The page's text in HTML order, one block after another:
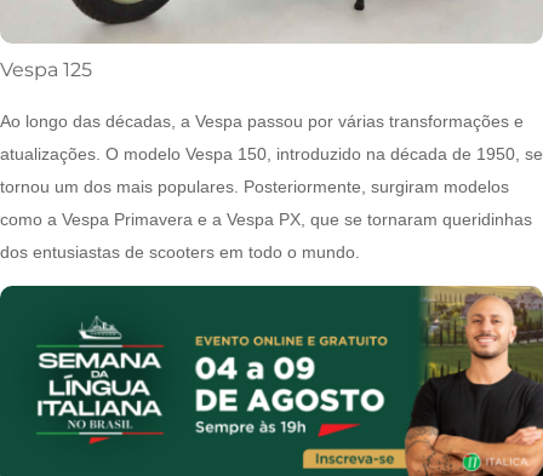
Vespa 125
Ao longo das décadas, a Vespa passou por várias transformações e
atualizações. O modelo Vespa 150, introduzido na década de 1950, se
tornou um dos mais populares. Posteriormente, surgiram modelos
como a Vespa Primavera e a Vespa PX, que se tornaram queridinhas
dos entusiastas de scooters em todo o mundo.